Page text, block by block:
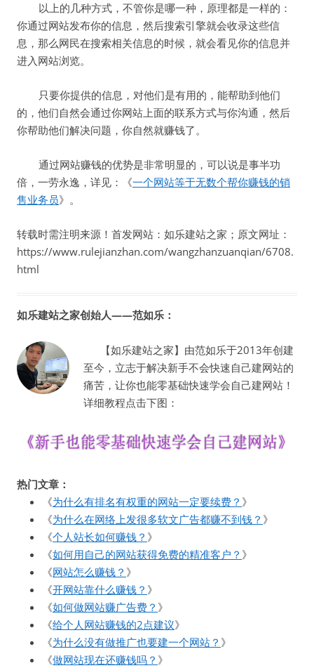
以上的几种方式，不管你是哪一种，原理都是一样的：
你通过网站发布你的信息，然后搜索引擎就会收录这些信
息，那么网民在搜索相关信息的时候，就会看见你的信息并
进入网站浏览。
只要你提供的信息，对他们是有用的，能帮助到他们
的，他们自然会通过你网站上面的联系方式与你沟通，然后
你帮助他们解决问题，你自然就赚钱了。
通过网站赚钱的优势是非常明显的，可以说是事半功
倍，一劳永逸，详见：《一个网站等于无数个帮你赚钱的销
售业务员》。
转载时需注明来源！首发网站：如乐建站之家；原文网址：
https://www.rulejianzhan.com/wangzhanzuanqian/6708.
html
如乐建站之家创始人——范如乐：
【如乐建站之家】由范如乐于2013年创建
至今，立志于解决新手不会快速自己建网站的
痛苦，让你也能零基础快速学会自己建网站！
详细教程点击下图：
热门文章：
《为什么有排名有权重的网站一定要续费？ 》
《为什么在网络上发很多软文广告都赚不到钱？ 》
《个人站长如何赚钱？ 》
《如何用自己的网站获得免费的精准客户？ 》
《网站怎么赚钱？ 》
《开网站靠什么赚钱？ 》
《如何做网站赚广告费？ 》
《给个人网站赚钱的2点建议》
《为什么没有做推广也要建一个网站？ 》
《做网站现在还赚钱吗？ 》